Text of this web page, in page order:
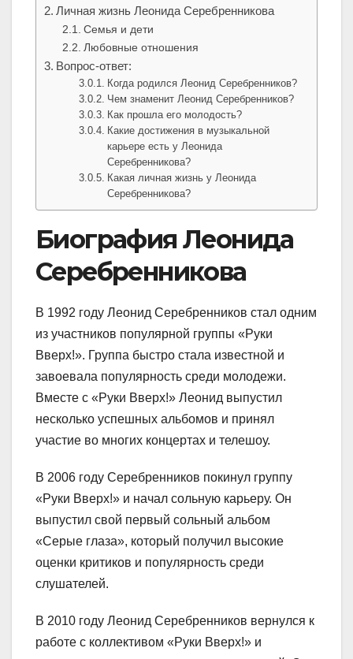
Личная жизнь Леонида Серебренникова
Семья и дети
Любовные отношения
Вопрос-ответ:
Когда родился Леонид Серебренников?
Чем знаменит Леонид Серебренников?
Как прошла его молодость?
Какие достижения в музыкальной
карьере есть у Леонида
Серебренникова?
Какая личная жизнь у Леонида
Серебренникова?
Биография Леонида
Серебренникова
В 1992 году Леонид Серебренников стал одним
из участников популярной группы «Руки
Вверх!». Группа быстро стала известной и
завоевала популярность среди молодежи.
Вместе с «Руки Вверх!» Леонид выпустил
несколько успешных альбомов и принял
участие во многих концертах и телешоу.
В 2006 году Серебренников покинул группу
«Руки Вверх!» и начал сольную карьеру. Он
выпустил свой первый сольный альбом
«Серые глаза», который получил высокие
оценки критиков и популярность среди
слушателей.
В 2010 году Леонид Серебренников вернулся к
работе с коллективом «Руки Вверх!» и